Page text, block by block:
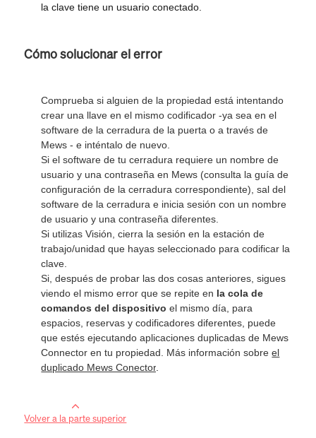
la clave tiene un usuario conectado.
Cómo solucionar el error
Comprueba si alguien de la propiedad está intentando
crear una llave en el mismo codificador -ya sea en el
software de la cerradura de la puerta o a través de
Mews - e inténtalo de nuevo.
Si el software de tu cerradura requiere un nombre de
usuario y una contraseña en Mews (consulta la guía de
configuración de la cerradura correspondiente), sal del
software de la cerradura e inicia sesión con un nombre
de usuario y una contraseña diferentes.
Si utilizas Visión, cierra la sesión en la estación de
trabajo/unidad que hayas seleccionado para codificar la
clave.
Si, después de probar las dos cosas anteriores, sigues
viendo el mismo error que se repite en la cola de
comandos del dispositivo el mismo día, para
espacios, reservas y codificadores diferentes, puede
que estés ejecutando aplicaciones duplicadas de Mews
Connector en tu propiedad. Más información sobreel
duplicado Mews Conector
Volver a la parte superior